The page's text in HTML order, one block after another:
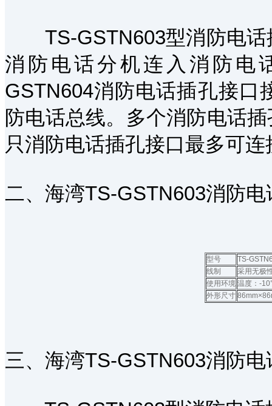
TS-GSTN603型消防电话
消防电话分机连入消防电
GSTN604消防电话插孔接口
防电话总线。多个消防电话
只消防电话插孔接口最多可
二、海湾TS-GSTN603消防
型号
TS-
线制
采用无极
使用环境 温度：-
外形尺寸
三、海湾TS-GSTN603消防